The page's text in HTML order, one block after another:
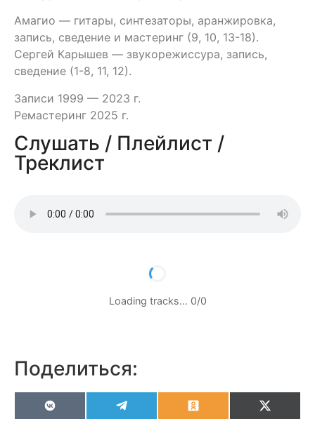
Амагио — гитары, синтезаторы, аранжировка,
запись, сведение и мастеринг (9, 10, 13-18).
Сергей Карышев — звукорежиссура, запись,
сведение (1-8, 11, 12).
Записи 1999 — 2023 г.
Ремастеринг 2025 г.
Слушать / Плейлист /
Треклист
Loading tracks… 0/0
Поделиться:
VK OdnoklassnikiX